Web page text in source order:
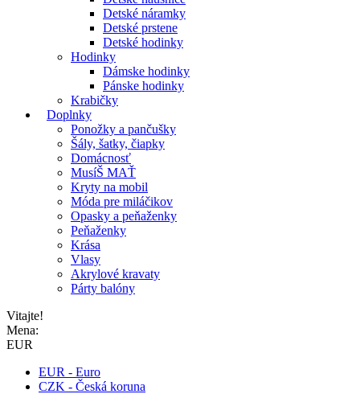
Detské náramky
Detské prstene
Detské hodinky
Hodinky
Dámske hodinky
Pánske hodinky
Krabičky
Doplnky
Ponožky a pančušky
Šály, šatky, čiapky
Domácnosť
MusíŠ MAŤ
Kryty na mobil
Móda pre miláčikov
Opasky a peňaženky
Peňaženky
Krása
Vlasy
Akrylové kravaty
Párty balóny
Vitajte!
Mena:
EUR
EUR - Euro
CZK - Česká koruna